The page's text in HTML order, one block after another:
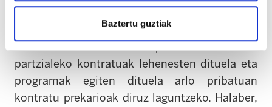
Baztertu guztiak
Enpleguaren kalitateari dagokionez, salatzekoa
da Jaurlaritzak arlo publikoan lanaldi
partzialeko kontratuak lehenesten dituela eta
programak egiten dituela arlo pribatuan
kontratu prekarioak diruz laguntzeko. Halaber,